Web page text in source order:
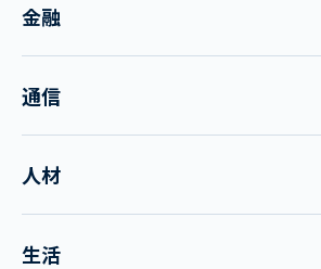
金融
通信
人材
生活